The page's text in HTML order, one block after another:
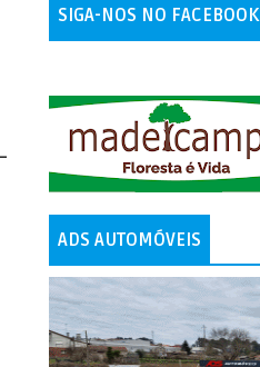
SIGA-NOS NO FACEBOOK
ADS AUTOMÓVEIS